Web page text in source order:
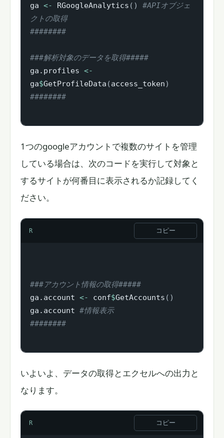
ga <- RGoogleAnalytics ( )
#APIオブジェ
クトの取得
########
###解析対象のデータを取得#####
ga.profiles <-
ga$GetProfileData (access_token)
########
1つのgoogleアカウントで複数のサイトを管理
している場合は、次のコードを実行して対象と
するサイトが何番目に表示されるか記録してく
ださい。
R コピー
###アカウント情報の取得#####
ga.account <- conf$GetAccounts ( )
ga.account #情報表示
########
いよいよ、データの取得とエクセルへの出力と
なります。
R コピー